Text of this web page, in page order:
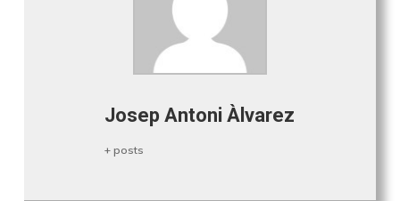
Josep Antoni Àlvarez
+ posts